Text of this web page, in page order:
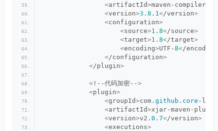
<artifactId>maven-compiler-
<version>3.8 . 1 </version>
<configuration>
<source>1.8</source>
<target>1.8</target>
<encoding>UTF-8</encoding
</configuration>
</plugin>
< !--代码加密-->
<plugin>
<groupId>com. github . core -lib
<artifactId>xjar-maven-plugin
<version>v2. 0 . 7</version>
<executions>